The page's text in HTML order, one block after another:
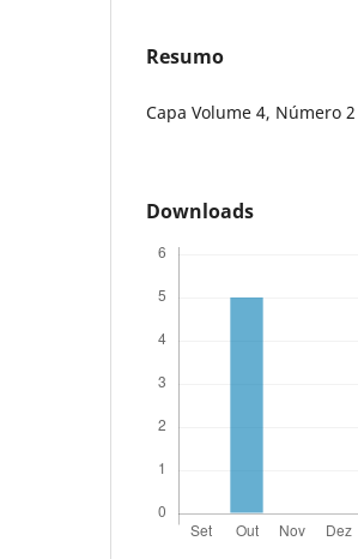
Resumo
Capa Volume 4, Número 2
Downloads